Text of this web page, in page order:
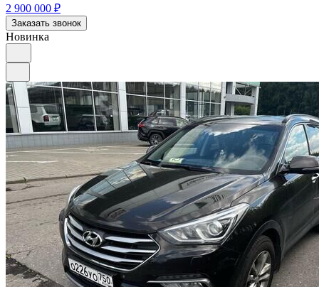
2 900 000 ₽
Заказать звонок
Новинка